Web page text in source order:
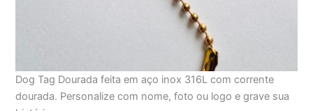
Dog Tag Dourada feita em aço inox 316L com corrente
dourada. Personalize com nome, foto ou logo e grave sua